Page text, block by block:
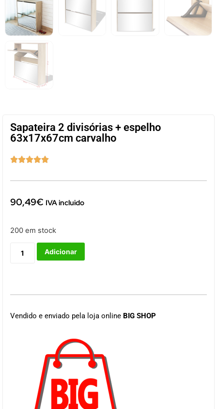
Sapateira 2 divisórias + espelho
63x17x67cm carvalho

90,49€ IVA incluido
200 em stock
Adicionar
Vendido e enviado pela loja online BIG SHOP